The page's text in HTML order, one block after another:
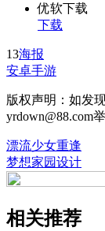
优软下载
下载
13海报
安卓手游
版权声明：如发
yrdown@88.com
漂流少女重逢
梦想家园设计
相关推荐